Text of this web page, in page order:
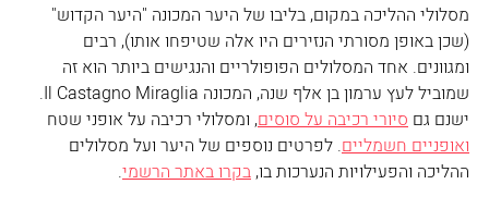
מסלולי ההליכה במקום, בליבו של היער המכונה "היער הקדוש"
(שכן באופן מסורתי הנזירים היו אלה שטיפחו אותו), רבים
ומגוונים. אחד המסלולים הפופולריים והנגישים ביותר הוא זה
שמוביל לעץ ערמון בן אלף שנה, המכונה Il Castagno Miraglia.
ישנם גם סיורי רכיבה על סוסים, ומסלולי רכיבה על אופני שטח
ואופניים חשמליים. לפרטים נוספים של היער ועל מסלולים
ההליכה והפעילויות הנערכות בו, בקרו באתר הרשמי.